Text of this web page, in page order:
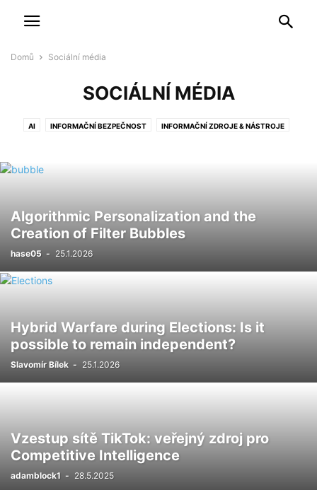
Domů Sociální média
SOCIÁLNÍ MÉDIA
AI INFORMAČNÍ BEZPEČNOST INFORMAČNÍ ZDROJE & NÁSTROJE
Algorithmic Personalization and the
Creation of Filter Bubbles
hase05 - 25.1.2026
Hybrid Warfare during Elections: Is it
possible to remain independent?
Slavomír Bílek - 25.1.2026
Vzestup sítě TikTok: veřejný zdroj pro
Competitive Intelligence
adamblock1 - 28.5.2025